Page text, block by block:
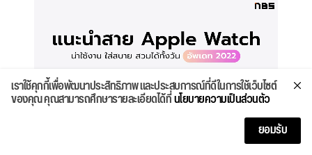
เราใช้คุกกี้เพื่อพัฒนาประสิทธิภาพ และประสบการณ์ที่ดีในการใช้เว็บไซต์
ของคุณ คุณสามารถศึกษารายละเอียดได้ที่นโยบายความเป็นส่วนตัว
ยอมรับ